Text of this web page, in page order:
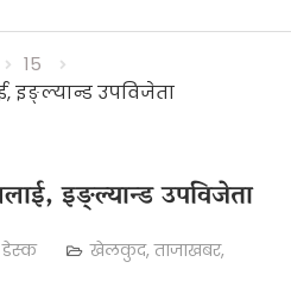
15
इङ्ल्यान्ड उपविजेता
इङ्ल्यान्ड उपविजेता
डेस्क खेलकुद,ताजाखबर,